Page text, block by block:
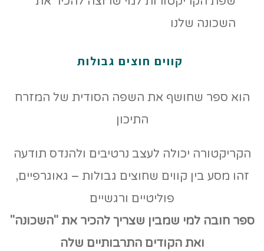
קווים חוצים גבולות
הוא ספר שחושף את השפה הסודית של המזרח
התיכון
הקריקטורה יכולה לעצב נרטיבים ולהנדס תודעה
זהו מסע בין קווים שחוצים גבולות – גאוגרפיים,
פוליטיים ורגשיים
ספר חובה למי שמבין שצריך להכיר את "השכונה"
ואת הקודים התרבותיים שלה